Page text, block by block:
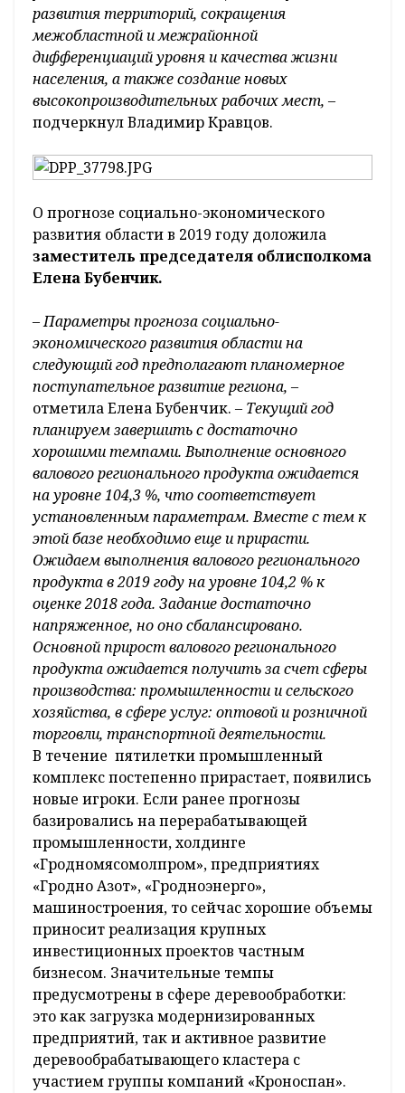
развития территорий, сокращения
межобластной и межрайонной
дифференциаций уровня и качества жизни
населения, а также создание новых
высокопроизводительных рабочих мест, –
подчеркнул Владимир Кравцов.
О прогнозе социально-экономического
развития области в 2019 году доложила
заместитель председателя облисполкома
Елена Бубенчик.
– Параметры прогноза социально-
экономического развития области на
следующий год предполагают планомерное
поступательное развитие региона, –
отметила Елена Бубенчик. – Текущий год
планируем завершить с достаточно
хорошими темпами. Выполнение основного
валового регионального продукта ожидается
на уровне 104,3 %, что соответствует
установленным параметрам. Вместе с тем к
этой базе необходимо еще и прирасти.
Ожидаем выполнения валового регионального
продукта в 2019 году на уровне 104,2 % к
оценке 2018 года. Задание достаточно
напряженное, но оно сбалансировано.
Основной прирост валового регионального
продукта ожидается получить за счет сферы
производства: промышленности и сельского
хозяйства, в сфере услуг: оптовой и розничной
торговли, транспортной деятельности.
В течение пятилетки промышленный
комплекс постепенно прирастает, появились
новые игроки. Если ранее прогнозы
базировались на перерабатывающей
промышленности, холдинге
«Гродномясомолпром», предприятиях
«Гродно Азот», «Гродноэнерго»,
машиностроения, то сейчас хорошие объемы
приносит реализация крупных
инвестиционных проектов частным
бизнесом. Значительные темпы
предусмотрены в сфере деревообработки:
это как загрузка модернизированных
предприятий, так и активное развитие
деревообрабатывающего кластера с
участием группы компаний «Кроноспан».